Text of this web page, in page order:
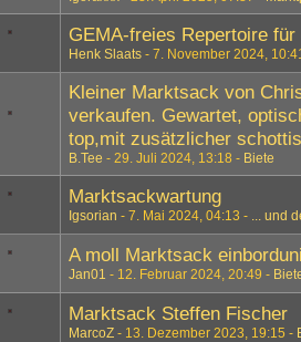
GEMA-freies Repertoire
Henk Slaats 7. November 2024,
Kleiner Marktsack von
verkaufen. Gewartet,
top,mit zusätzlicher
B.Tee 29. Juli 2024, 13:18 Biete
Marktsackwartung
Igsorian 7. Mai 2024, 04:13 ... und
A moll Marktsack
Jan01 12. Februar 2024, 20:49
Marktsack Steffen Fischer
MarcoZ 13. Dezember 2023, 19:15